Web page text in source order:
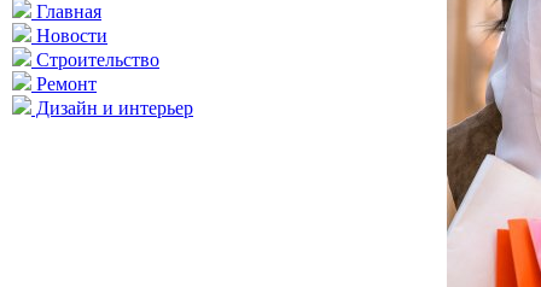
Главная
Новости
Строительство
Ремонт
Дизайн и интерьер